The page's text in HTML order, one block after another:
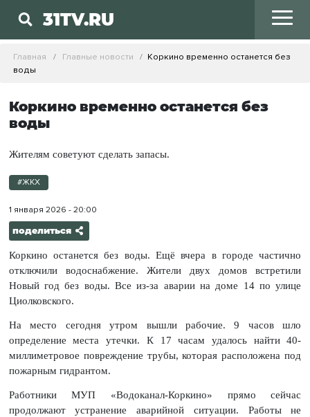
31TV.RU
Главная Главные новости
Коркино временно останется без
воды
Коркино временно останется без
воды
Жителям советуют сделать запасы.
#ЖКХ
1 января 2026 - 20:00
поделиться
Коркино останется без воды. Ещё вчера в городе частично
отключили водоснабжение. Жители двух домов встретили
Новый год без воды. Все из-за аварии на доме 14 по улице
Циолковского.
На место сегодня утром вышли рабочие. 9 часов шло
определение места утечки. К 17 часам удалось найти 40-
миллиметровое повреждение трубы, которая расположена под
пожарным гидрантом.
Работники МУП «Водоканал-Коркино» прямо сейчас
продолжают устранение аварийной ситуации. Работы не